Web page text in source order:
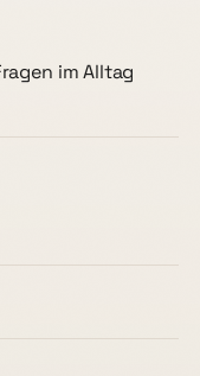
im Alltag